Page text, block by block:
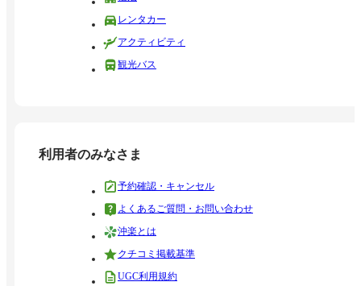
レンタカー
アクティビティ
観光バス
利用者のみなさま
予約確認・キャンセル
よくあるご質問・お問い合わせ
沖楽とは
クチコミ掲載基準
UGC利用規約